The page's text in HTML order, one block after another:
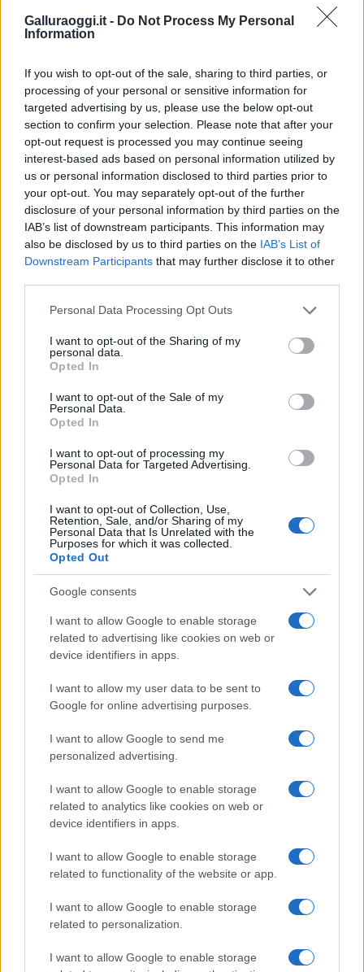
Galluraoggi.it - Do Not Process My Personal
Information
If you wish to opt-out of the sale, sharing to third parties, or
processing of your personal or sensitive information for
targeted advertising by us, please use the below opt-out
section to confirm your selection. Please note that after your
opt-out request is processed you may continue seeing
interest-based ads based on personal information utilized by
us or personal information disclosed to third parties prior to
your opt-out. You may separately opt-out of the further
disclosure of your personal information by third parties on the
IAB’s list of downstream participants. This information may
also be disclosed by us to third parties on the IAB’s List of
Downstream Participants that may further disclose it to other
Please note that this website/app uses one or more Google
not limited to your visit or usage behaviour. You may click to
grant or deny consent to Google and its third-party tags to
use your data for below specified purposes in below Google
consent section.
Personal Data Processing Opt Outs
I want to opt-out of the Sharing of my
personal data.
Opted In
I want to opt-out of the Sale of my
Personal Data.
Opted In
I want to opt-out of processing my
Personal Data for Targeted Advertising.
Opted In
I want to opt-out of Collection, Use,
Retention, Sale, and/or Sharing of my
Personal Data that Is Unrelated with the
Purposes for which it was collected.
Opted Out
Google consents
I want to allow Google to enable storage
related to advertising like cookies on web or
device identifiers in apps.
I want to allow my user data to be sent to
Google for online advertising purposes.
I want to allow Google to send me
personalized advertising.
I want to allow Google to enable storage
related to analytics like cookies on web or
device identifiers in apps.
I want to allow Google to enable storage
related to functionality of the website or app.
I want to allow Google to enable storage
related to personalization.
I want to allow Google to enable storage
Goodenough e Yoshino ricevettero infatti il
Premio Nobel per la Chimica, proprio grazie
a questo progetto.
Vuoi rimuovere le pubblicità nazionali?
Puoi abbonarti asoli € 1,10 al mese
cliccandoqui
Sei già abbonato?
Puoi effettuare l'accesso andando nella
cliccandoqui
TEMI: Batteria Cellulare
Batteria Pc Portatile
Batterie Ioni Di Litio
Batterie Ricaricabili
Come Funzionano Batterie Litio
Condividi l'articolo
F
a
ce
b
o
o
T
w
it
te
r
Pi
n
te
re
st
W
at
s
A
p
S
a
re
Articolo precedente
Prossimo articolo
NOTIZIE RECENTI
Film internazionale, casting per comparse in
Porto Rotondo ospita la grande sfida della vela
Controlli all’aeroporto di Olbia, sequestrati
caviale e sabbia rubata
Migliori cliniche di estetica medicale avanzata